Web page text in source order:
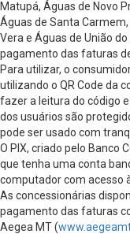
Matupá, Águas de Novo
Águas de Santa
Vera e Águas de União
pagamento das faturas
Para utilizar, o
utilizando o QR Code da
fazer a leitura do código
dos usuários são
pode ser usado com
O PIX, criado pelo Banco
que tenha uma conta
computador com acesso
As concessionárias
pagamento das faturas
Aegea MT (